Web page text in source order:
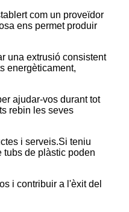
com un proveïdor
ens permet produir
una extrusió consistent
energèticament,
ajudar-vos durant tot
rebin les seves
i serveis.Si teniu
tubs de plàstic poden
i contribuir a l'èxit del